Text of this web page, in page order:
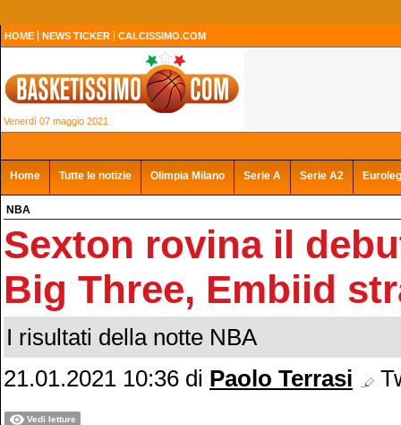
HOME NEWS TICKER CALCISSIMO.COM
Venerdì 07 maggio 2021
Home Tutte le notizie Olimpia Milano Serie A Serie A2
NBA
Sexton rovina il
Big Three, Embiid
I risultati della notte NBA
21.01.2021 10:36 di Paolo Terrasi
Vedi letture